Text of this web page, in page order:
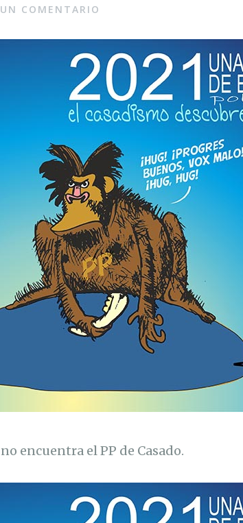
COMENTARIO
encuentra el PP de Casado.